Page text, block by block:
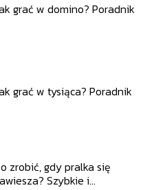
grać w domino? Poradnik
grać w tysiąca? Poradnik
zrobić, gdy pralka się
Szybkie i